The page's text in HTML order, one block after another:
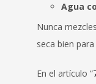
Agua
Nunca
seca bien
En el artículo “